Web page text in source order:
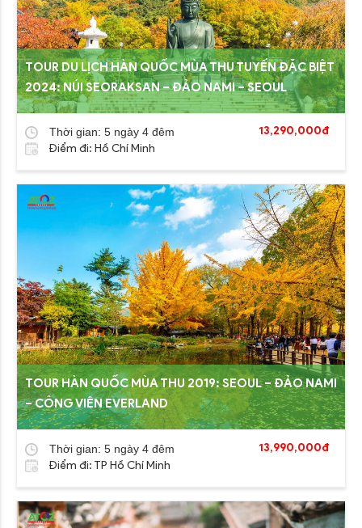
TOUR DU LỊCH HÀN QUỐC MÙA THU TUYẾN ĐẶC BIỆT
2024: NÚI SEORAKSAN – ĐẢO NAMI – SEOUL
Thời gian: 5 ngày 4 đêm
Điểm đi: Hồ Chí Minh
13,290,000đ
TOUR HÀN QUỐC MÙA THU 2019: SEOUL – ĐẢO NAMI
– CÔNG VIÊN EVERLAND
Thời gian: 5 ngày 4 đêm
Điểm đi: TP Hồ Chí Minh
13,990,000đ